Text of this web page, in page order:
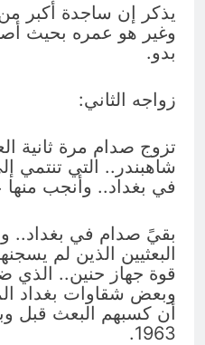
يذكر إن ساجدة أكبر
وغير هو عمره بحيث
بدو.
زواجه الثاني:
شاهبندر.. التي تنتمي
في بغداد.. وأنجب منها
بقيً صدام في بغداد..
البعثيين الذين لم
قوة جهاز حنين.. الذي
وبعض شقاوات بغداد
أن كسبهم البعث قبل
1963.